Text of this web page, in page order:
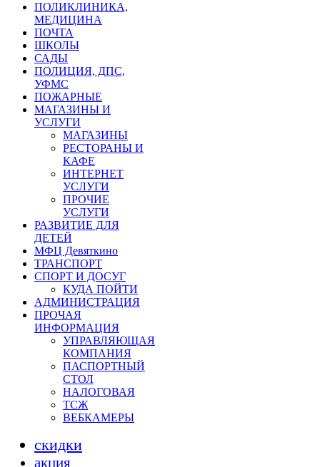
ПОЛИКЛИНИКА,
МЕДИЦИНА
ПОЧТА
ШКОЛЫ
САДЫ
ПОЛИЦИЯ, ДПС,
УФМС
ПОЖАРНЫЕ
МАГАЗИНЫ И
УСЛУГИ
МАГАЗИНЫ
РЕСТОРАНЫ И
КАФЕ
ИНТЕРНЕТ
УСЛУГИ
ПРОЧИЕ
УСЛУГИ
РАЗВИТИЕ ДЛЯ
ДЕТЕЙ
МФЦ Девяткино
ТРАНСПОРТ
СПОРТ И ДОСУГ
КУДА ПОЙТИ
АДМИНИСТРАЦИЯ
ПРОЧАЯ
ИНФОРМАЦИЯ
УПРАВЛЯЮЩАЯ
КОМПАНИЯ
ПАСПОРТНЫЙ
СТОЛ
НАЛОГОВАЯ
ТСЖ
ВЕБКАМЕРЫ
скидки
акция